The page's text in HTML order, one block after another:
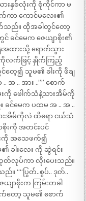
းနှစ်လုံးကို စုံကိုင်ကာ မ
ကာ ကောင်မလေး၏
က်သည်။ ထိုအခါတွင်တော့
င် ခင်မေက ဇေယျာစိုး၏
အထားသို့ ရောက်သွား
လက်ဖြင့် နှိုက်ကြည့်
ေ့၍ သူမ၏ ခါးကို ဖိချ
အ .. အား ..”” စောက်
ေးကို ဖေါက်သံနဲ့သားအိမ်ကို
မေက ပထမ အ .. အ ..
သားအိမ်ကိုလဲ ထိရော ငယ်သံ
းကို အတင်းပင်
းကို အသေဖက်၍
ခါးလေး ကို ဆွဲရင်း
တ်လုပ်ကာ လိုးပေးသည်။
““ပြွတ်..စွပ်.. ဒုတ်..
ယျာစိုးက ကြမ်းတခါ
တော့ သူမ၏ စောက်